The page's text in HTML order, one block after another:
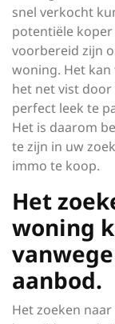
snel verkocht
potentiële
voorbereid zijn
woning. Het
het net vist door
perfect leek te
Het is daarom
te zijn in uw
immo te koop.
Het
woning
aanbod.
Het zoeken